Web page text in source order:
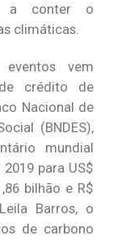
a conter o
climáticas.
vem
crédito de
Nacional de
(BNDES),
mundial
para US$
bilhão e R$
Barros, o
de carbono